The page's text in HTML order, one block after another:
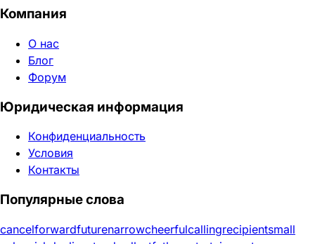
Компания
О нас
Блог
Форум
Юридическая информация
Конфиденциальность
Условия
Контакты
Популярные слова
cancelforwardfuturenarrowcheerfulcallingrecipientsmall